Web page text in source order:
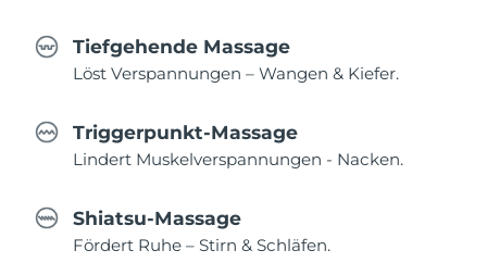
Tiefgehende Massage
Löst Verspannungen – Wangen & Kiefer.
Triggerpunkt-Massage
Lindert Muskelverspannungen - Nacken.
Shiatsu-Massage
Fördert Ruhe – Stirn & Schläfen.